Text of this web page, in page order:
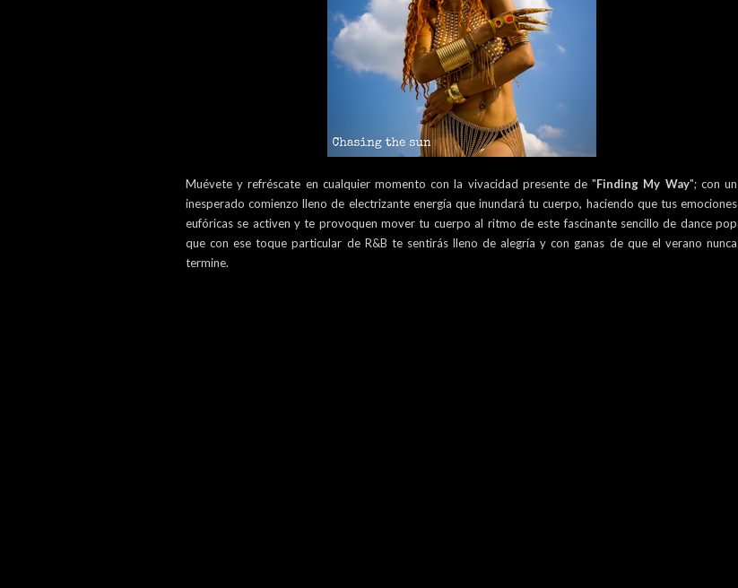
Muévete y refréscate en cualquier momento con la vivacidad presente de "Finding My Way"; con un
inesperado comienzo lleno de electrizante energía que inundará tu cuerpo, haciendo que tus emociones
eufóricas se activen y te provoquen mover tu cuerpo al ritmo de este fascinante sencillo de dance pop
que con ese toque particular de R&B te sentirás lleno de alegría y con ganas de que el verano nunca
termine.